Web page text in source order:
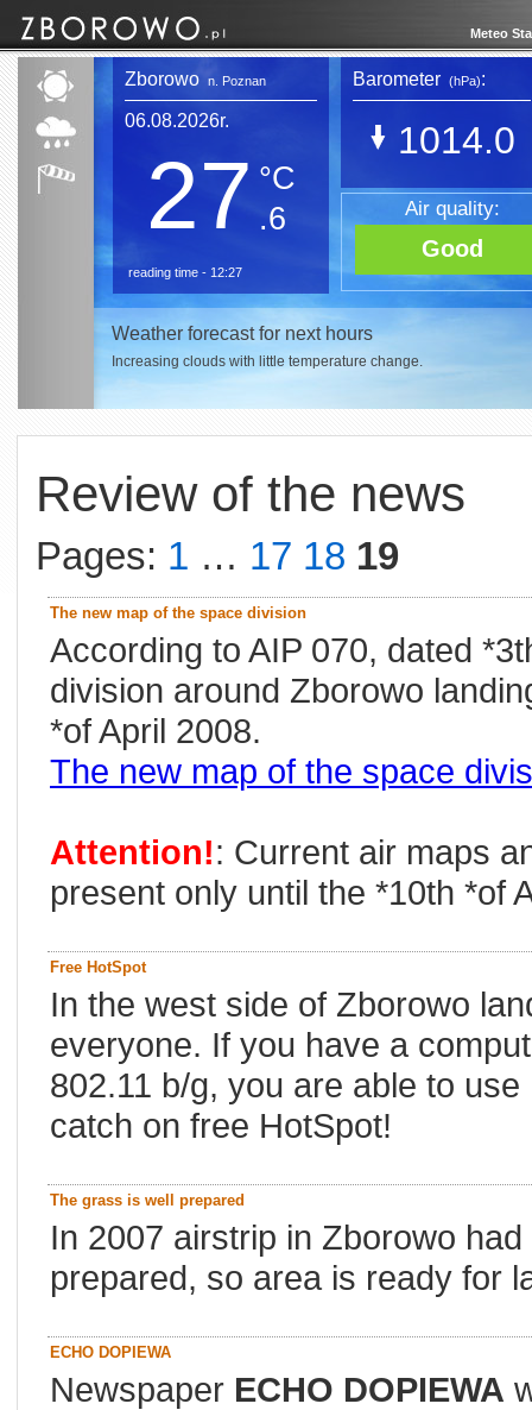
Meteo
Zborowo n. Poznan
06.08.2026r.
27 °C
.6
reading time - 12:27
Barometer (hPa):
1014.0
Air quality:
Good
Weather forecast for next hours
Increasing clouds with little temperature change.
Review of the news
Pages: 1 … 17 18 19
The new map of the space division
According to AIP 070, dated
division around Zborowo
*of April 2008.
The new map of the space
Attention!: Current air maps
present only until the *10th *of
Free HotSpot
In the west side of Zborowo
everyone. If you have a
802.11 b/g, you are able to
catch on free HotSpot!
The grass is well prepared
In 2007 airstrip in Zborowo
prepared, so area is ready for
ECHO DOPIEWA
Newspaper ECHO DOPIEWA